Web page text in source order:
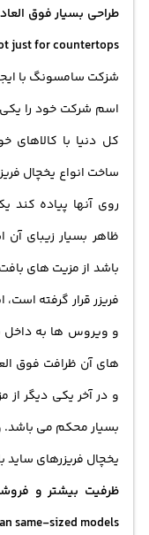
just for countertops
اسم شرکت خود را یکی
کل دنیا با
ساخت انواع یخچال
روی آنها پیاده کند
ظاهر بسیار زیبای
باشد از مزیت های
فریزر قرار گرفته
و ویروس ها به داخل
های آن ظرافت فوق
و در آخر یکی دیگر از
بسیار محکم می باشد.
یخچال فریزرهای ساید
same-sized models